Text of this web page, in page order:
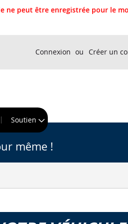
ne peut être enregistrée pour le
Connexion Créer un
Soutien
même !